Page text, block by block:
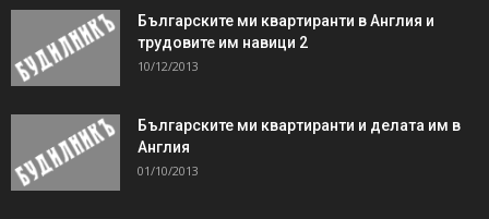
Българските ми квартиранти в Англия и
трудовите им навици 2
10/12/2013
Българските ми квартиранти и делата им в
Англия
01/10/2013